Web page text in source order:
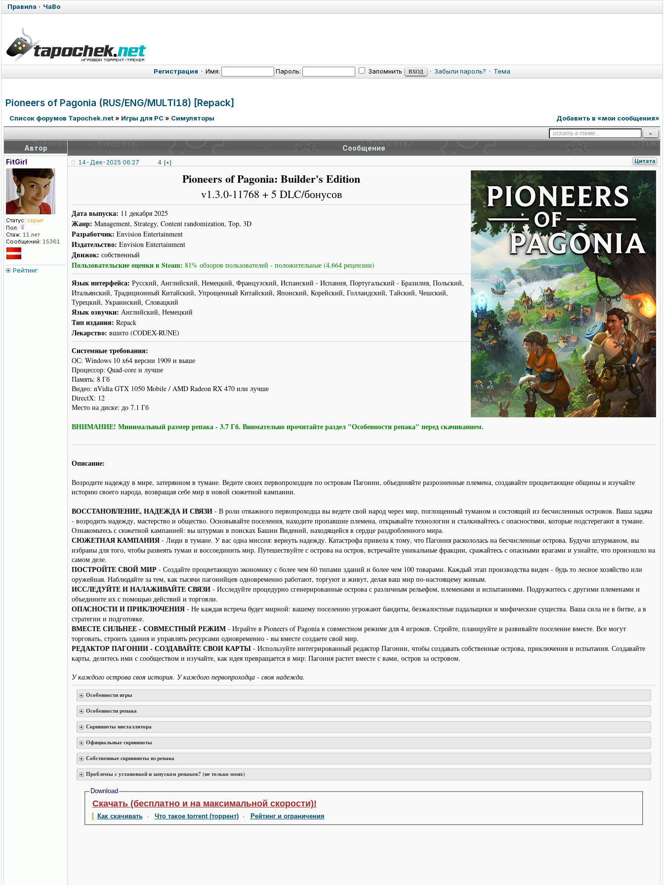
Правила · ЧаВо
Регистрация · Имя: Пароль: Запомнить · Забыли пароль? · Тема
Pioneers of Pagonia (RUS/ENG/MULTI18) [Repack]
Список форумов Tapochek.net» Игры для PC» Симуляторы Добавить в «мои сообщения»
Автор
Сообщение
FitGirl
Статус: скрыт
Пол:
Стаж: 11 лет
Сообщений: 15361
Рейтинг
14-Дек-2025 06:27 4 [+] Цитата
Pioneers of Pagonia: Builder's Edition
v1.3.0-11768 + 5 DLC/бонусов
Дата выпуска: 11 декабря 2025
Жанр: Management, Strategy, Content randomization, Top, 3D
Разработчик: Envision Entertainment
Издательство: Envision Entertainment
Движок: собственный
Пользовательские оценки в Steam: 81% обзоров пользователей - положительные (4,664 рецензии)
Язык интерфейса: Русский, Английский, Немецкий, Французский, Испанский - Испания, Португальский - Бразилия, Польский,
Итальянский, Традиционный Китайский, Упрощенный Китайский, Японский, Корейский, Голландский, Тайский, Чешский,
Турецкий, Украинский, Словацкий
Язык озвучки: Английский, Немецкий
Тип издания: Repack
Лекарство: вшито (CODEX-RUNE)
Системные требования:
ОС: Windows 10 x64 версии 1909 и выше
Процессор: Quad-core и лучше
Память: 8 Гб
Видео: nVidia GTX 1050 Mobile / AMD Radeon RX 470 или лучше
DirectX: 12
Место на диске: до 7.1 Гб
ВНИМАНИЕ! Минимальный размер репака - 3.7 Гб. Внимательно прочитайте раздел "Особенности репака" перед скачиванием.
Описание:
Возродите надежду в мире, затерянном в тумане. Ведите своих первопроходцев по островам Пагонии, объединяйте разрозненные племена, создавайте процветающие общины и изучайте
историю своего народа, возвращая себе мир в новой сюжетной кампании.
ВОССТАНОВЛЕНИЕ, НАДЕЖДА И СВЯЗИ - В роли отважного первопроходца вы ведете свой народ через мир, поглощенный туманом и состоящий из бесчисленных островов. Ваша задача
- возродить надежду, мастерство и общество. Основывайте поселения, находите пропавшие племена, открывайте технологии и сталкивайтесь с опасностями, которые подстерегают в тумане.
Ознакомьтесь с сюжетной кампанией: вы штурман в поисках Башни Видений, находящейся в сердце раздробленного мира.
СЮЖЕТНАЯ КАМПАНИЯ - Люди в тумане. У вас одна миссия: вернуть надежду. Катастрофа привела к тому, что Пагония раскололась на бесчисленные острова. Будучи штурманом, вы
избраны для того, чтобы развеять туман и воссоединить мир. Путешествуйте с острова на остров, встречайте уникальные фракции, сражайтесь с опасными врагами и узнайте, что произошло на
самом деле.
ПОСТРОЙТЕ СВОЙ МИР - Создайте процветающую экономику с более чем 60 типами зданий и более чем 100 товарами. Каждый этап производства виден - будь то лесное хозяйство или
оружейная. Наблюдайте за тем, как тысячи пагонийцев одновременно работают, торгуют и живут, делая ваш мир по-настоящему живым.
ИССЛЕДУЙТЕ И НАЛАЖИВАЙТЕ СВЯЗИ - Исследуйте процедурно сгенерированные острова с различным рельефом, племенами и испытаниями. Подружитесь с другими племенами и
объедините их с помощью действий и торговли.
ОПАСНОСТИ И ПРИКЛЮЧЕНИЯ - Не каждая встреча будет мирной: вашему поселению угрожают бандиты, безжалостные падальщики и мифические существа. Ваша сила не в битве, а в
стратегии и подготовке.
ВМЕСТЕ СИЛЬНЕЕ - СОВМЕСТНЫЙ РЕЖИМ - Играйте в Pioneers of Pagonia в совместном режиме для 4 игроков. Стройте, планируйте и развивайте поселение вместе. Все могут
торговать, строить здания и управлять ресурсами одновременно - вы вместе создаете свой мир.
РЕДАКТОР ПАГОНИИ - СОЗДАВАЙТЕ СВОИ КАРТЫ - Используйте интегрированный редактор Пагонии, чтобы создавать собственные острова, приключения и испытания. Создавайте
карты, делитесь ими с сообществом и изучайте, как идея превращается в мир: Пагония растет вместе с вами, остров за островом.
У каждого острова своя история. У каждого первопроходца - своя надежда.
Особенности игры
Особенности репака
Скриншоты инсталлятора
Официальные скриншоты
Собственные скриншоты из репака
Проблемы с установкой и запуском репаков? (не только моих)
Download
Скачать (бесплатно и на максимальной скорости)!
Как скачивать· Что такое torrent (торрент)· Рейтинг и ограничения